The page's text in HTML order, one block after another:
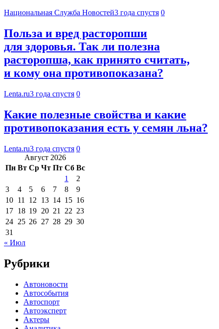
Национальная Служба Новостей3 года спустя 0
Польза и вред расторопши
для здоровья. Так ли полезна
расторопша, как принято считать,
и кому она противопоказана?
Lenta.ru3 года спустя 0
Какие полезные свойства и какие
противопоказания есть у семян льна?
Lenta.ru3 года спустя 0
Август 2026
Пн Вт Ср Чт Пт Сб Вс
1
2
3
4 5 6 7 8
9
10 11 12 13 14 15 16
17 18 19 20 21 22 23
24 25 26 27 28 29 30
31
« Июл
Рубрики
Автоновости
Автособытия
Автоспорт
Автоэксперт
Актеры